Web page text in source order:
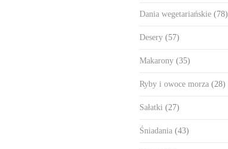
Dania wegetariańskie (78)
Desery (57)
Makarony (35)
Ryby i owoce morza (28)
Sałatki (27)
Śniadania (43)